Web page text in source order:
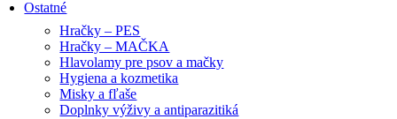
Ostatné
Hračky – PES
Hračky – MAČKA
Hlavolamy pre psov a mačky
Hygiena a kozmetika
Misky a fľaše
Doplnky výživy a antiparazitiká